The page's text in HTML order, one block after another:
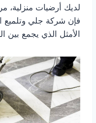
لديك أرضيات منزلية،
فإن شركة جلي وتلميع
الأمثل الذي يجمع بين